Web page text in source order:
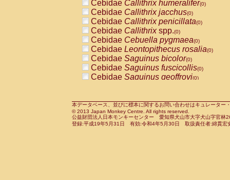
PitheciidaeChiropotes satanas(0)
PitheciidaePithecia monachus
PitheciidaePithecia pithecia(0)
CercopithecidaeCercocebus agilis
CercopithecidaeCercocebus
CercopithecidaeCercocebus
CercopithecidaeCercocebus
CercopithecidaeCercocebus
CercopithecidaeCercocebushybrid
CercopithecidaePapio anubis(0)
CercopithecidaePapio cynocephalus
CercopithecidaePapio hamadryas(0)
Cebidae Callithrix humeralifer(0)
Cebidae Callithrix jacchus(0)
Cebidae Callithrix penicillata(0)
Cebidae Callithrixspp.(0)
Cebidae Cebuella pygmaea(0)
Cebidae Leontopithecus rosalia(0)
Cebidae Saguinus bicolor(0)
Cebidae Saguinus fuscicollis(0)
Cebidae Saguinus geoffroyi(0)
CebidaeSaguinus leucopus(0)
CebidaeSaguinus midas(0)
Cebidae Saguinus mystax(0)
本データベース、並びに標本に関するお問い合わせはキュレータ
© 2013 Japan Monkey Centre. All rights reserved.
公益財団法人日本モンキーセンター 愛知県犬山市大字犬山字官
登録:平成19年5月31日 有効:令和4年5月30日 取扱責任者:綿貫宏